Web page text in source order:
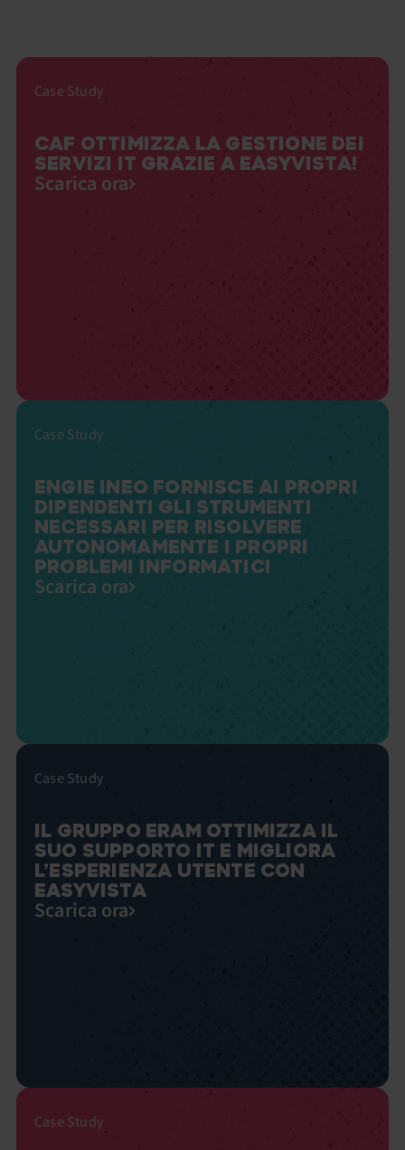
Case Study
CAF OTTIMIZZA LA GESTIONE DEI
SERVIZI IT GRAZIE A EASYVISTA!
Scarica ora
Case Study
ENGIE INEO FORNISCE AI PROPRI
DIPENDENTI GLI STRUMENTI
NECESSARI PER RISOLVERE
AUTONOMAMENTE I PROPRI
PROBLEMI INFORMATICI
Scarica ora
Case Study
IL GRUPPO ERAM OTTIMIZZA IL
SUO SUPPORTO IT E MIGLIORA
L’ESPERIENZA UTENTE CON
EASYVISTA
Scarica ora
Case Study